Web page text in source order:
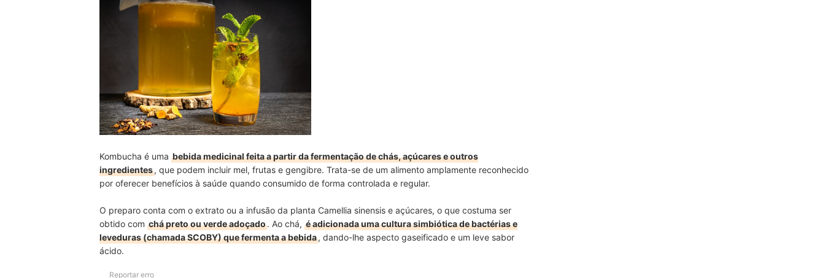
Modo de Preparo
Como Tomar Kombucha?
Conheça Nossas Indicações das Melhores Kombuchas!
Kombucha é uma bebida medicinal feita a partir da fermentação de chás, açúcares e outros
ingredientes, que podem incluir mel, frutas e gengibre. Trata-se de um alimento amplamente reconhecido
por oferecer benefícios à saúde quando consumido de forma controlada e regular.
O preparo conta com o extrato ou a infusão da planta Camellia sinensis e açúcares, o que costuma ser
obtido com chá preto ou verde adoçado. Ao chá, é adicionada uma cultura simbiótica de bactérias e
leveduras (chamada SCOBY) que fermenta a bebida, dando-lhe aspecto gaseificado e um leve sabor
ácido.
Reportar erro